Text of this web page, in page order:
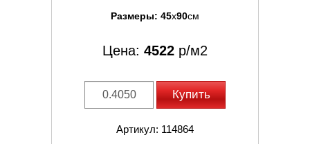
Размеры: 45x90см
Цена: 4522 р/м2
Купить
Артикул: 114864